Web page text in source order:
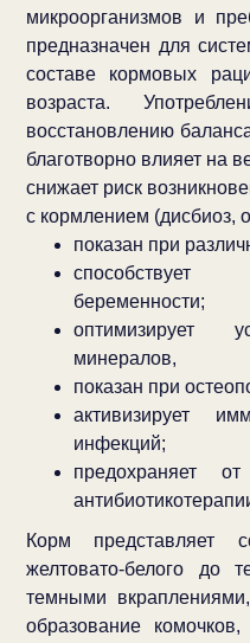
микроорганизмов и
предназначен для
составе кормовых
возраста.
восстановлению
благотворно влияет на
снижает риск
с кормлением (дисбиоз,
показан при
способствует
беременности;
оптимизирует
минералов,
показан при
активизирует
инфекций;
предохраняет
Корм представляет
желтовато-белого до
темными
образование